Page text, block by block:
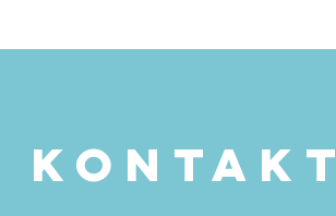
Kontakt